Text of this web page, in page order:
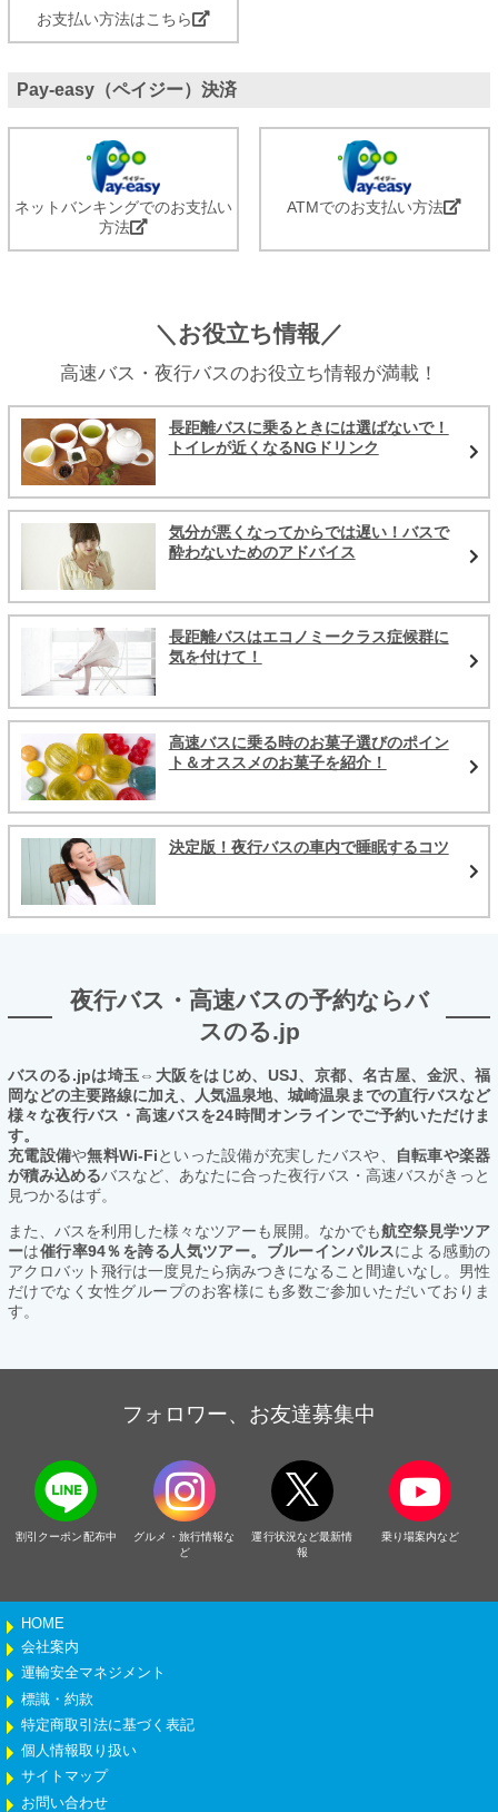
お支払い方法はこちら
Pay-easy（ペイジー）決済
ネットバンキングでのお支払い
方法
ATMでのお支払い方法
＼お役立ち情報／
高速バス・夜行バスのお役立ち情報が満載！
長距離バスに乗るときには選ばないで！
トイレが近くなるNGドリンク
気分が悪くなってからでは遅い！バスで
酔わないためのアドバイス
長距離バスはエコノミークラス症候群に
気を付けて！
高速バスに乗る時のお菓子選びのポイン
ト＆オススメのお菓子を紹介！
決定版！夜行バスの車内で睡眠するコツ
夜行バス・高速バスの予約ならバ
スのる.jp
バスのる.jpは埼玉⇔大阪をはじめ、USJ、京都、名古屋、金沢、福
岡などの主要路線に加え、人気温泉地、城崎温泉までの直行バスなど
様々な夜行バス・高速バスを24時間オンラインでご予約いただけま
す。
充電設備や無料Wi-Fiといった設備が充実したバスや、
自転車や楽器
が積み込めるバスなど、あなたに合った夜行バス・高速バスがきっと
見つかるはず。
また、バスを利用した様々なツアーも展開。なかでも航空祭見学ツア
ーは催行率94％を誇る人気ツアー。ブルーインパルスによる感動の
アクロバット飛行は一度見たら病みつきになること間違いなし。男性
だけでなく女性グループのお客様にも多数ご参加いただいておりま
す。
フォロワー、お友達募集中
割引クーポン配布中
グルメ・旅行情報な
ど
運行状況など最新情
報
乗り場案内など
HOME
会社案内
運輸安全マネジメント
標識・約款
特定商取引法に基づく表記
個人情報取り扱い
サイトマップ
お問い合わせ